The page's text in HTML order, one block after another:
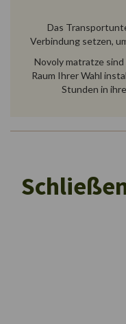
Das
Verbindung setzen,
Novoly matratze
Raum Ihrer Wahl
Stunden in